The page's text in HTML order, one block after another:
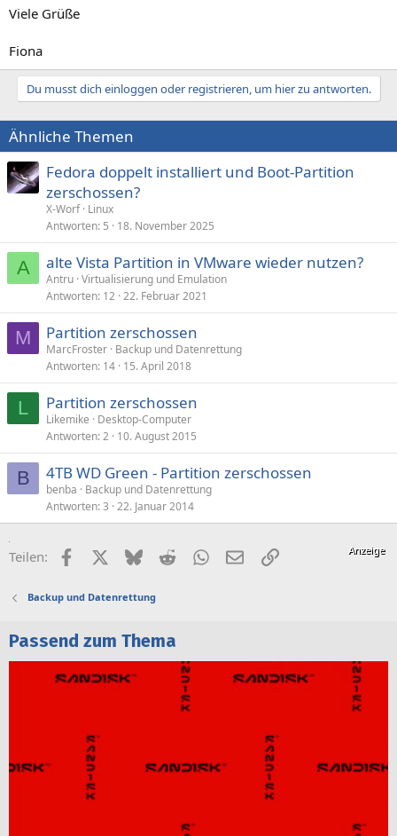
Viele Grüße
Fiona
Du musst dich einloggen oder registrieren, um hier zu antworten.
Ähnliche Themen
Fedora doppelt installiert und Boot-Partition
zerschossen?
X-Worf Linux
Antworten 5 18. November 2025
A alte Vista Partition in VMware wieder nutzen?
Antru Virtualisierung und Emulation
Antworten 12 22. Februar 2021
M Partition zerschossen
MarcFroster Backup und Datenrettung
Antworten 14 15. April 2018
L Partition zerschossen
Likemike
Desktop-Computer
Antworten 2 10. August 2015
B 4TB WD Green - Partition zerschossen
benba
Backup und Datenrettung
Antworten 3 22. Januar 2014
Teilen: FacebookX (Twitter)
BlueskyRedditWhatsApp
E-MailLink
Backup und Datenrettung
Passend zum Thema